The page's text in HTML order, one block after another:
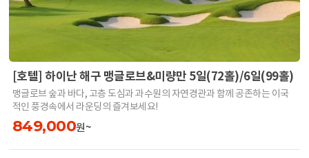
[호텔] 하이난 해구 맹글로브&미량만 5일(72홀)/6일(99홀)
맹글로브 숲과 바다, 고층 도심과 과수원의 자연경관과 함께 공존하는 이국
적인 풍경속에서 라운딩의 즐겨보세요!
849,000원~